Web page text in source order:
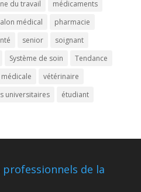
du travail
médicaments
médical
pharmacie
senior
soignant
Système de soin
Tendance
vétérinaire
universitaires étudiant
de la